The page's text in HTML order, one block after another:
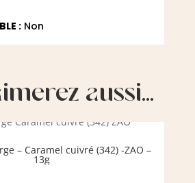
:Non
aussi…
– Caramel cuivré (342) -ZAO –
13g